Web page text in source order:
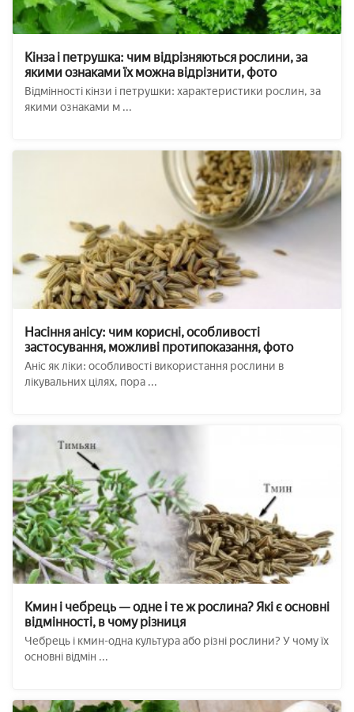
Кінза і петрушка: чим відрізняються рослини, за
якими ознаками їх можна відрізнити, фото
Відмінності кінзи і петрушки: характеристики рослин, за
якими ознаками м ...
Насіння анісу: чим корисні, особливості
застосування, можливі протипоказання, фото
Аніс як ліки: особливості використання рослини в
лікувальних цілях, пора ...
Кмин і чебрець — одне і те ж рослина? Які є основні
відмінності, в чому різниця
Чебрець і кмин-одна культура або різні рослини? У чому їх
основні відмін ...